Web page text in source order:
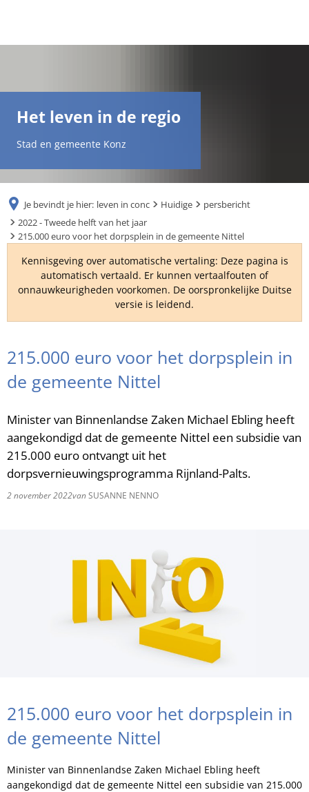
TR
UK
Het leven in de regio
Stad en gemeente Konz
Je bevindt je hier: leven in conc Huidige
persbericht
2022 - Tweede helft van het jaar
215.000 euro voor het dorpsplein in de gemeente Nittel
Kennisgeving over automatische vertaling: Deze pagina is
automatisch vertaald. Er kunnen vertaalfouten of
onnauwkeurigheden voorkomen. De oorspronkelijke Duitse
versie is leidend.
215.000 euro voor het dorpsplein in
de gemeente Nittel
Minister van Binnenlandse Zaken Michael Ebling heeft
aangekondigd dat de gemeente Nittel een subsidie van
215.000 euro ontvangt uit het
dorpsvernieuwingsprogramma Rijnland-Palts.
2 november 2022vanSUSANNE NENNO
215.000 euro voor het dorpsplein in
de gemeente Nittel
Minister van Binnenlandse Zaken Michael Ebling heeft
aangekondigd dat de gemeente Nittel een subsidie van 215.000